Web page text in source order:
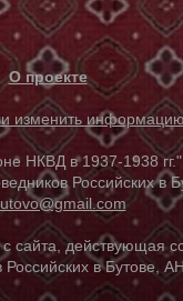
О проекте
изменить
в 1937-1938 гг."
Российских в
сайта, действующая
в Бутове,